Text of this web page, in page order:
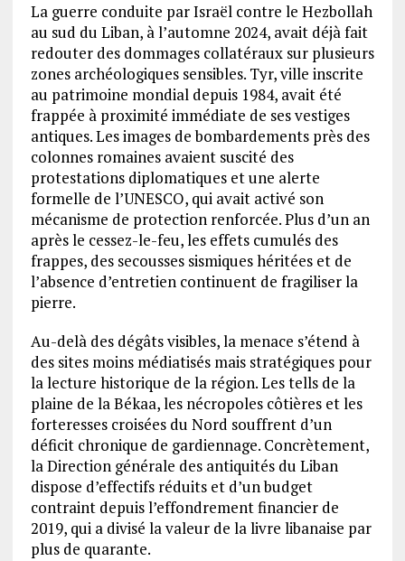
La guerre conduite par Israël contre le Hezbollah
au sud du Liban, à l’automne 2024, avait déjà fait
redouter des dommages collatéraux sur plusieurs
zones archéologiques sensibles. Tyr, ville inscrite
au patrimoine mondial depuis 1984, avait été
frappée à proximité immédiate de ses vestiges
antiques. Les images de bombardements près des
colonnes romaines avaient suscité des
protestations diplomatiques et une alerte
formelle de l’UNESCO, qui avait activé son
mécanisme de protection renforcée. Plus d’un an
après le cessez-le-feu, les effets cumulés des
frappes, des secousses sismiques héritées et de
l’absence d’entretien continuent de fragiliser la
pierre.
Au-delà des dégâts visibles, la menace s’étend à
des sites moins médiatisés mais stratégiques pour
la lecture historique de la région. Les tells de la
plaine de la Békaa, les nécropoles côtières et les
forteresses croisées du Nord souffrent d’un
déficit chronique de gardiennage. Concrètement,
la Direction générale des antiquités du Liban
dispose d’effectifs réduits et d’un budget
contraint depuis l’effondrement financier de
2019, qui a divisé la valeur de la livre libanaise par
plus de quarante.